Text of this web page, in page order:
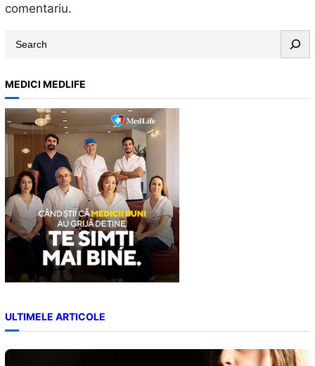
comentariu.
r
c
h
MEDICI MEDLIFE
ULTIMELE ARTICOLE